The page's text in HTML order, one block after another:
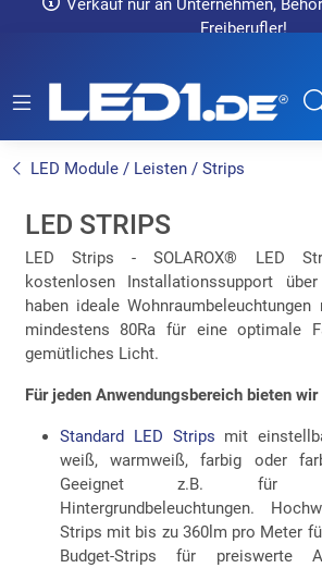
Verkauf nur an Unternehmen,
Freiberufler!
LED Module / Leisten / Strips
LED STRIPS
LED Strips - SOLAROX® LED
kostenlosen Installationssupport
haben ideale
mindestens 80Ra für eine optimale
gemütliches Licht.
Für jeden Anwendungsbereich bieten
Standard LED Strips mit
weiß, warmweiß, farbig oder
Geeignet z.B. für
Hintergrundbeleuchtungen.
Strips mit bis zu 360lm pro Meter
Budget-Strips für preiswerte